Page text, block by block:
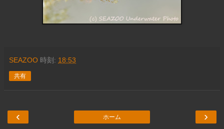
SEAZOO 時刻: 18:53
共有
‹ ›
ホーム